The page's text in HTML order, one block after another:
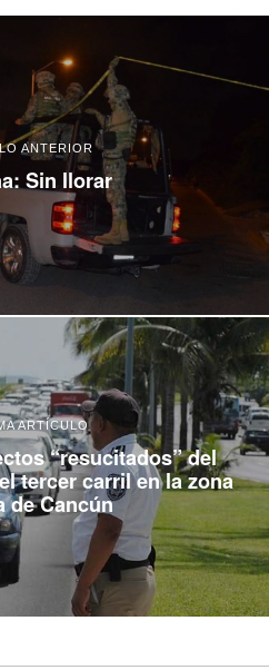
ANTERIOR
Sin llorar
ARTÍCULO
“resucitados” del
tercer carril en la zona
de Cancún